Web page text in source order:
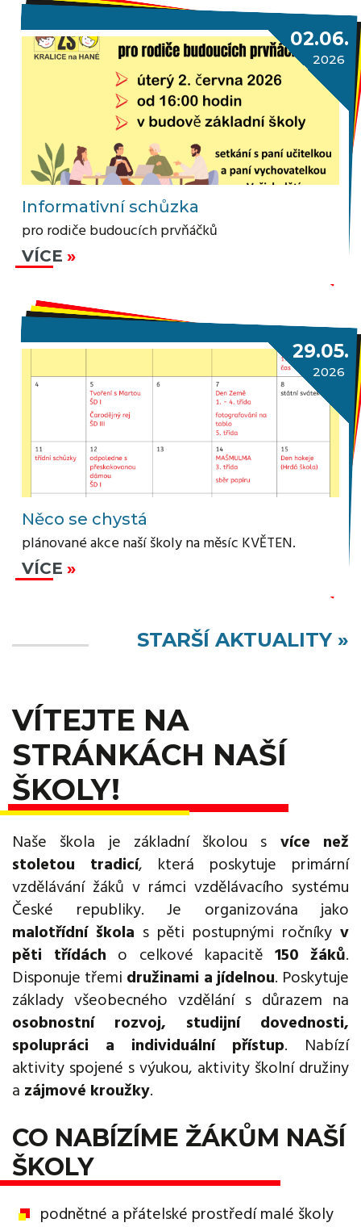
02.06.
2026
Informativní schůzka
pro rodiče budoucích prvňáčků
VÍCE
29.05.
2026
Něco se chystá
plánované akce naší školy na měsíc KVĚTEN.
VÍCE
STARŠÍ AKTUALITY »
VÍTEJTE NA
STRÁNKÁCH NAŠÍ
ŠKOLY!
Naše škola je základní školou s více než
stoletou tradicí, která poskytuje primární
vzdělávání žáků v rámci vzdělávacího systému
České republiky. Je organizována jako
malotřídní škola s pěti postupnými ročníky v
pěti třídách o celkové kapacitě 150 žáků.
Disponuje třemi družinami a jídelnou. Poskytuje
základy všeobecného vzdělání s důrazem na
osobnostní rozvoj, studijní dovednosti,
spolupráci a individuální přístup. Nabízí
aktivity spojené s výukou, aktivity školní družiny
a zájmové kroužky.
CO NABÍZÍME ŽÁKŮM NAŠÍ
ŠKOLY
podnětné a přátelské prostředí malé školy